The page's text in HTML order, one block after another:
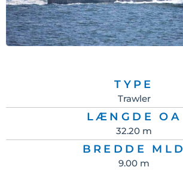
TYPE
Trawler
LÆNGDE OA
32.20 m
BREDDE MLD
9.00 m